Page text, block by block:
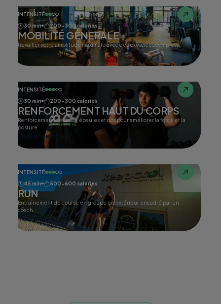
INTENSITÉ
30 min
200-300 calories
MOBILITÉ GÉNERALE
travailler votre amplitude maximale avec des exercices complets.
Tester ce cours
INTENSITÉ
30 min
200-300 calories
RENFORCEMENT HAUT DU CORPS
Renforcement des bras, épaules et dos pour améliorer la force et la
posture
Tester ce cours
INTENSITÉ
45 min
500-600 calories
RUN
Entraînement de course en groupe en extérieur encadré par un
coach.
Tester ce cours